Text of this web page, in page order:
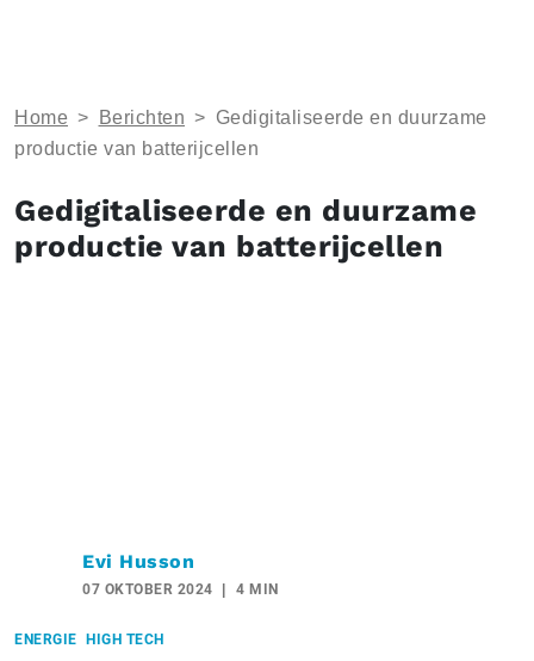
Home > Berichten > Gedigitaliseerde en duurzame
productie van batterijcellen
Gedigitaliseerde en duurzame
productie van batterijcellen
Evi Husson
07 OKTOBER 2024 4 MIN
ENERGIE HIGH TECH